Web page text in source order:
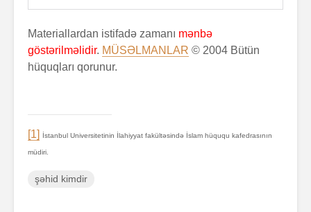
Materiallardan istifadə zamanı mənbə
göstərilməlidir. MÜSƏLMANLAR © 2004 Bütün
hüquqları qorunur.
[1] İstanbul Universitetinin İlahiyyat fakültəsində İslam hüququ kafedrasının
müdiri.
şəhid kimdir